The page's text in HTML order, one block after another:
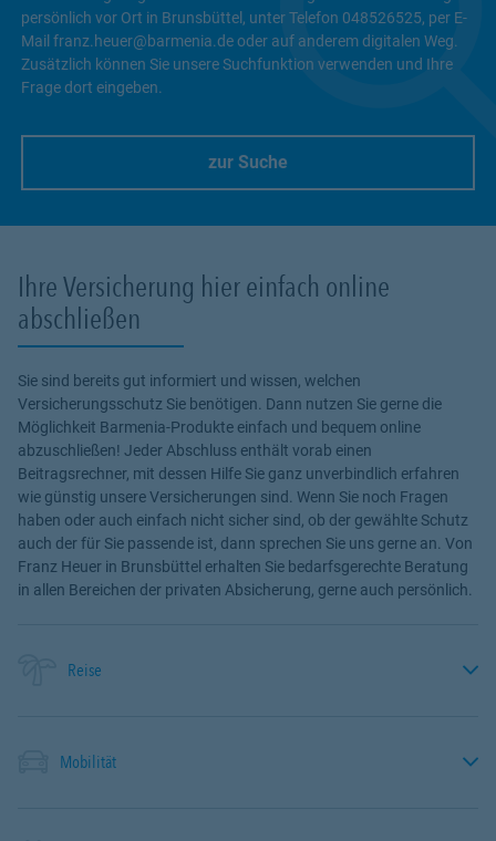
persönlich vor Ort in Brunsbüttel, unter Telefon 048526525, per E-
Mail franz.heuer@barmenia.de oder auf anderem digitalen Weg.
Zusätzlich können Sie unsere Suchfunktion verwenden und Ihre
Frage dort eingeben.
zur Suche
Ihre Versicherung hier einfach online
abschließen
Sie sind bereits gut informiert und wissen, welchen
Versicherungsschutz Sie benötigen. Dann nutzen Sie gerne die
Möglichkeit Barmenia-Produkte einfach und bequem online
abzuschließen! Jeder Abschluss enthält vorab einen
Beitragsrechner, mit dessen Hilfe Sie ganz unverbindlich erfahren
wie günstig unsere Versicherungen sind. Wenn Sie noch Fragen
haben oder auch einfach nicht sicher sind, ob der gewählte Schutz
auch der für Sie passende ist, dann sprechen Sie uns gerne an. Von
Franz Heuer in Brunsbüttel erhalten Sie bedarfsgerechte Beratung
in allen Bereichen der privaten Absicherung, gerne auch persönlich.
Reise
Mobilität